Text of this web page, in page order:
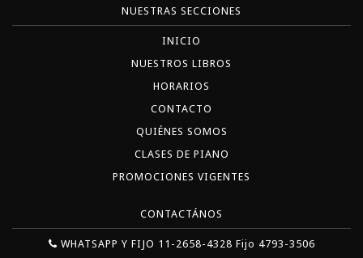
NUESTRAS SECCIONES
INICIO
NUESTROS LIBROS
HORARIOS
CONTACTO
QUIÉNES SOMOS
CLASES DE PIANO
PROMOCIONES VIGENTES
CONTACTÁNOS
WHATSAPP Y FIJO 11-2658-4328 Fijo 4793-3506